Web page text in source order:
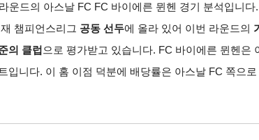
운드의 아스날 FC FC 바이에른 뮌헨 경기 분석입니다.
챔피언스리그 공동 선두에 올라 있어 이번 라운드의
의 클럽 으로 평가받고 있습니다. FC 바이에른 뮌헨은
입니다. 이 홈 이점 덕분에 배당률은 아스날 FC 쪽으